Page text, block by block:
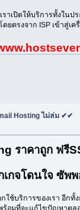
าเปิดให้บริการทั้งในป
ดยตรงจาก ISP เข้าสู่
Hosting ไม่ล่ม ✔✔
ราคาถูก ฟรี
เกจโดนใจ ซัพ
ช้บริการของเรา อีก
ร้อมที่จะแก้ไขปัญหาตล